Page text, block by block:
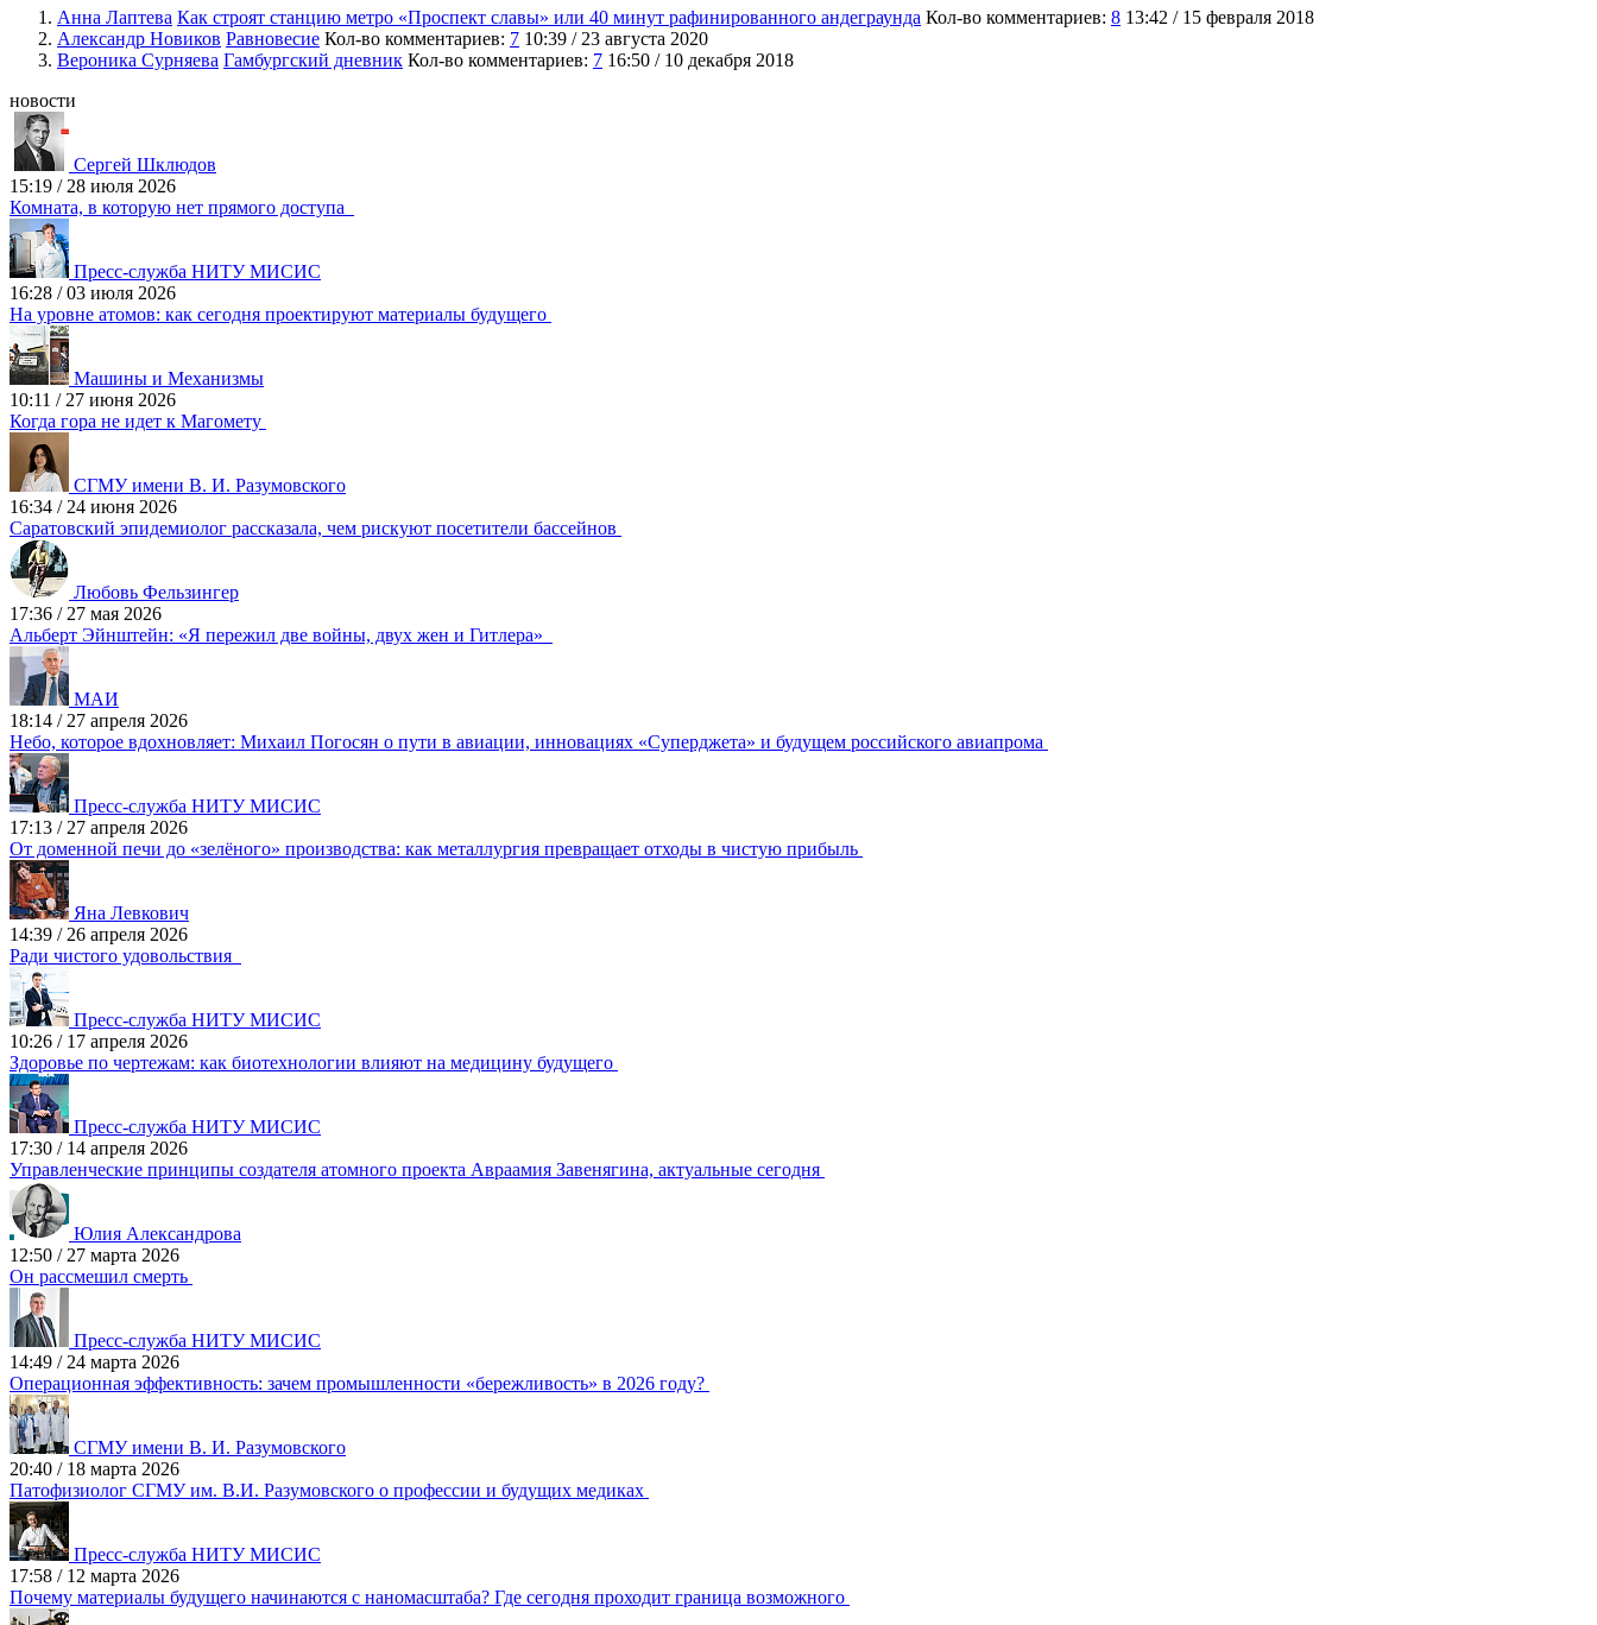
Анна Лаптева Как строят станцию метро «Проспект славы» или 40 минут рафинированного андеграунда Кол-во комментариев: 8 13:42 / 15 февраля 2018
Александр Новиков Равновесие Кол-во комментариев: 7 10:39 / 23 августа 2020
Вероника Сурняева Гамбургский дневник Кол-во комментариев: 7 16:50 / 10 декабря 2018
новости
Сергей Шклюдов
15:19 / 28 июля 2026
Комната, в которую нет прямого доступа
Пресс-служба НИТУ МИСИС
16:28 /03 июля 2026
На уровне атомов: как сегодня проектируют материалы будущего
Машины и Механизмы
10:11 / 27 июня 2026
Когда гора не идет к Магомету
СГМУ имени В. И. Разумовского
16:34 / 24 июня 2026
Саратовский эпидемиолог рассказала, чем рискуют посетители бассейнов
Любовь Фельзингер
17:36 / 27 мая 2026
Альберт Эйнштейн: «Я пережил две войны, двух жен и Гитлера»
МАИ
18:14 / 27 апреля 2026
Небо, которое вдохновляет: Михаил Погосян о пути в авиации, инновациях «Суперджета» и будущем российского авиапрома
Пресс-служба НИТУ МИСИС
17:13 / 27 апреля 2026
От доменной печи до «зелёного» производства: как металлургия превращает отходы в чистую прибыль
Яна Левкович
14:39 / 26 апреля 2026
Ради чистого удовольствия
Пресс-служба НИТУ МИСИС
10:26 / 17 апреля 2026
Здоровье по чертежам: как биотехнологии влияют на медицину будущего
Пресс-служба НИТУ МИСИС
17:30 / 14 апреля 2026
Управленческие принципы создателя атомного проекта Авраамия Завенягина, актуальные сегодня
Юлия Александрова
12:50 / 27 марта 2026
Он рассмешил смерть
Пресс-служба НИТУ МИСИС
14:49 / 24 марта 2026
Операционная эффективность: зачем промышленности «бережливость» в 2026 году?
СГМУ имени В. И. Разумовского
20:40 / 18 марта 2026
Патофизиолог СГМУ им. В.И. Разумовского о профессии и будущих медиках
Пресс-служба НИТУ МИСИС
17:58 / 12 марта 2026
Почему материалы будущего начинаются с наномасштаба? Где сегодня проходит граница возможного